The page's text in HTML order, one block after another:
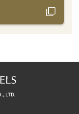
LTD.